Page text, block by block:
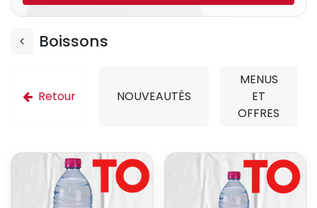
Boissons
Retour NOUVEAUTÉS
MENUS
ET
OFFRES